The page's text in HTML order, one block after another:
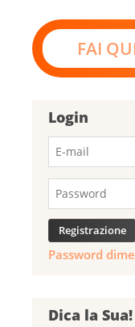
FAI
Login
Password
Dica la Sua!